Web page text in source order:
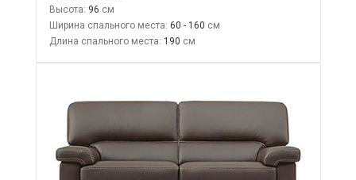
Высота: 96
Ширина спального места: 60 - 160
Длина спального места: 190